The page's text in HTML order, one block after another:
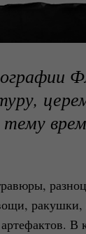
тему
ракушки,
В